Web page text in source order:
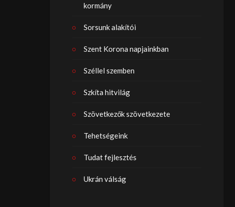
kormány
Sorsunk alakítói
Szent Korona napjainkban
Széllel szemben
Szkíta hitvilág
Szövetkezők szövetkezete
Tehetségeink
Tudat fejlesztés
Ukrán válság